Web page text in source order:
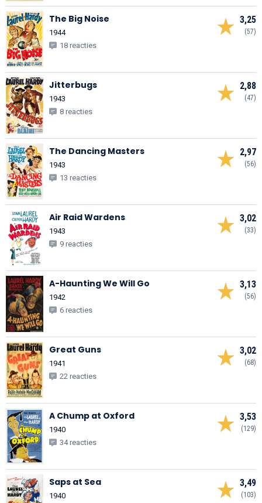
3,25
(57)
The Big Noise
1944
18 reacties
2,88
(47)
Jitterbugs
1943
8 reacties
2,97
(56)
The Dancing Masters
1943
13 reacties
3,02
(33)
Air Raid Wardens
1943
9 reacties
3,13
(56)
A-Haunting We Will Go
1942
6 reacties
3,02
(68)
Great Guns
1941
22 reacties
3,53
(129)
A Chump at Oxford
1940
34 reacties
3,49
(103)
Saps at Sea
1940